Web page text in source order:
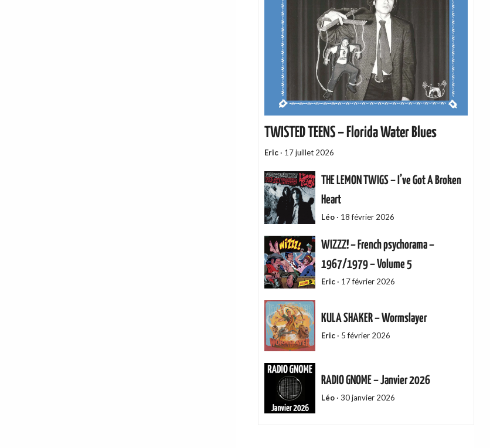
TWISTED TEENS – Florida Water Blues
Eric · 17 juillet 2026
THE LEMON TWIGS – I’ve Got A Broken
Heart
Léo· 18 février 2026
WIZZZ! – French psychorama –
1967/1979 – Volume 5
Eric· 17 février 2026
KULA SHAKER – Wormslayer
Eric· 5 février 2026
RADIO GNOME – Janvier 2026
Léo· 30 janvier 2026